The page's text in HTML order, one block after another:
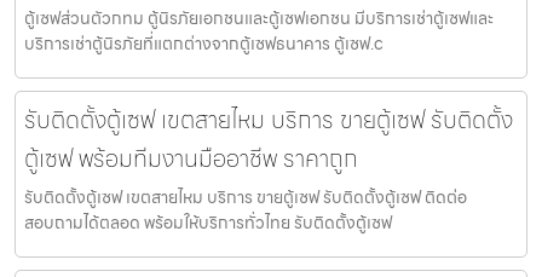
ตู้เซฟส่วนตัวกทม ตู้นิรภัยเอกชนและตู้เซฟเอกชน มีบริการเช่าตู้เซฟและ
บริการเช่าตู้นิรภัยที่แตกต่างจากตู้เซฟธนาคาร ตู้เซฟ.c
รับติดตั้งตู้เซฟ เขตสายไหม บริการ ขายตู้เซฟ รับติดตั้ง
ตู้เซฟ พร้อมทีมงานมืออาชีพ ราคาถูก
รับติดตั้งตู้เซฟ เขตสายไหม บริการ ขายตู้เซฟ รับติดตั้งตู้เซฟ ติดต่อ
สอบถามได้ตลอด พร้อมให้บริการทั่วไทย รับติดตั้งตู้เซฟ